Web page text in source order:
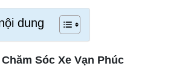
dung
Sóc Xe Vạn Phúc